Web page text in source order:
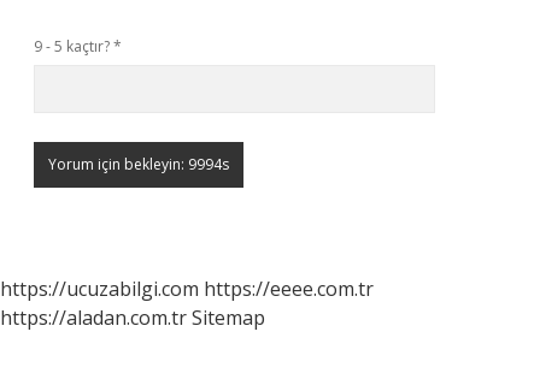
9 - 5 kaçtır?*
https://ucuzabilgi.com https://eeee.com.tr
https://aladan.com.trSitemap